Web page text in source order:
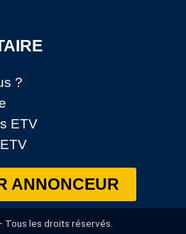
?
ETV
ANNONCEUR
Tous les droits réservés.